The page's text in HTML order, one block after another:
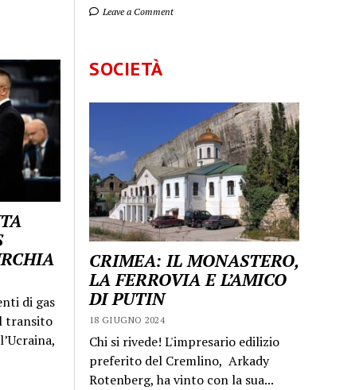
Leave a Comment
SOCIETÀ
CRIMEA: IL MONASTERO,
LA FERROVIA E L’AMICO
DI PUTIN
18 GIUGNO 2024
Chi si rivede! L'impresario edilizio
preferito del Cremlino, Arkady
Rotenberg, ha vinto con la sua...
di gas
transito